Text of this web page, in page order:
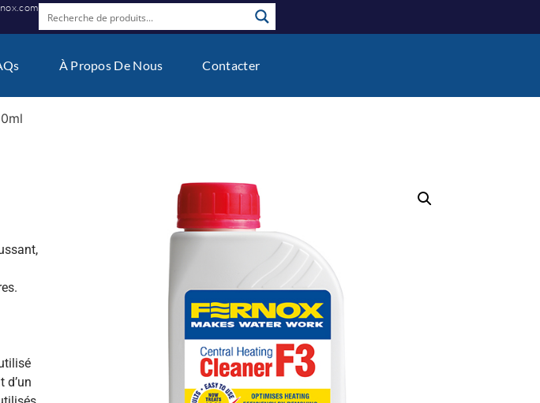
À Propos De Nous Contacter
d’un